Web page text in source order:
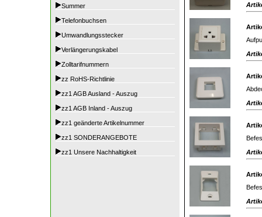
Summer
Telefonbuchsen
Umwandlungsstecker
Verlängerungskabel
Zolltarifnummern
zz RoHS-Richtlinie
zz1 AGB Ausland - Auszug
zz1 AGB Inland - Auszug
zz1 geänderte Artikelnummer
zz1 SONDERANGEBOTE
zz1 Unsere Nachhaltigkeit